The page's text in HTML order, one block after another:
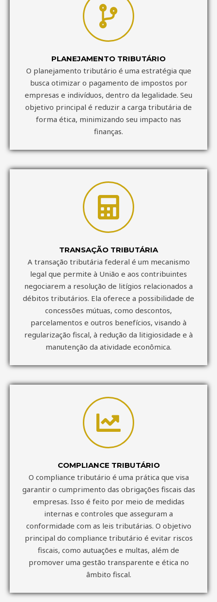
PLANEJAMENTO TRIBUTÁRIO
O planejamento tributário é uma estratégia que
busca otimizar o pagamento de impostos por
empresas e indivíduos, dentro da legalidade. Seu
objetivo principal é reduzir a carga tributária de
forma ética, minimizando seu impacto nas
finanças.
TRANSAÇÃO TRIBUTÁRIA
A transação tributária federal é um mecanismo
legal que permite à União e aos contribuintes
negociarem a resolução de litígios relacionados a
débitos tributários. Ela oferece a possibilidade de
concessões mútuas, como descontos,
parcelamentos e outros benefícios, visando à
regularização fiscal, à redução da litigiosidade e à
manutenção da atividade econômica.
COMPLIANCE TRIBUTÁRIO
O compliance tributário é uma prática que visa
garantir o cumprimento das obrigações fiscais das
empresas. Isso é feito por meio de medidas
internas e controles que asseguram a
conformidade com as leis tributárias. O objetivo
principal do compliance tributário é evitar riscos
fiscais, como autuações e multas, além de
promover uma gestão transparente e ética no
âmbito fiscal.